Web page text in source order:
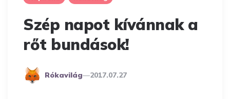
Szép napot kívánnak a
rőt bundások!
Posted
Rókavilág 2017.07.27